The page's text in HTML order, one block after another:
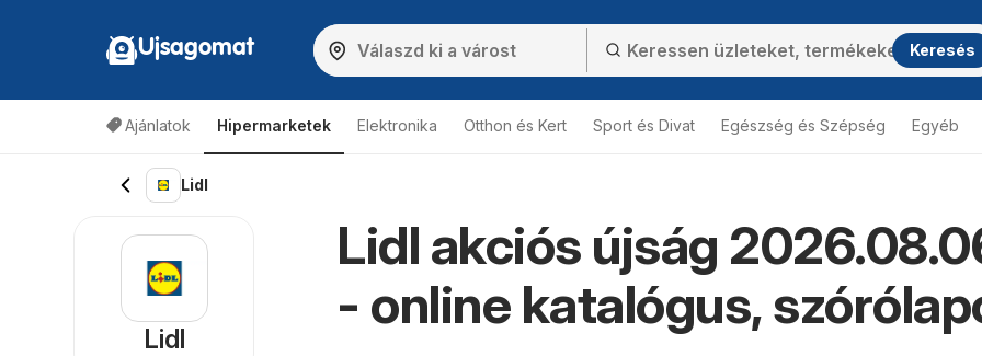
Ujsagomat Keresés
Ajánlatok Hipermarketek Elektronika Otthon és Kert Sport és Divat Egészség és Szépség Egyéb
Lidl
Lidl akciós újság
- online katalógus,
Lidl